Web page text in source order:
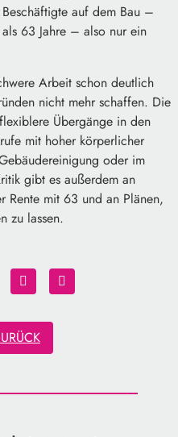
auf dem Bau –
63 Jahre – also nur ein
Arbeit schon deutlich
nicht mehr schaffen. Die
Übergänge in den
mit hoher körperlicher
oder im
gibt es außerdem an
Rente mit 63 und an Plänen,
zu lassen.